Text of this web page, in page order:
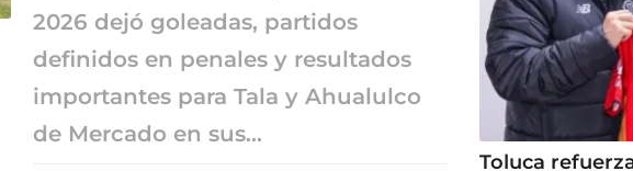
2026 dejó goleadas, partidos
definidos en penales y resultados
importantes para Tala y Ahualulco
de Mercado en sus...
Toluca